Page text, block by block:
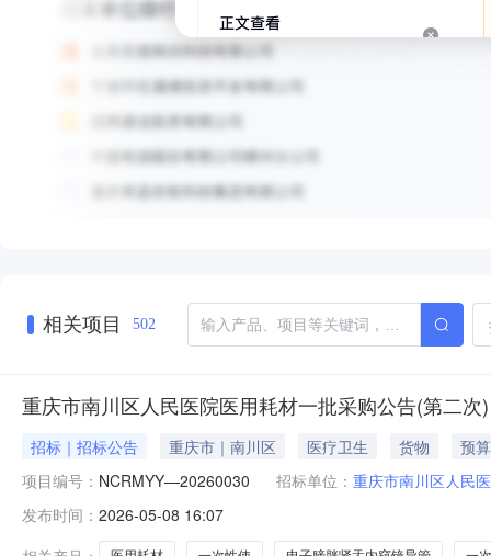
相关项目 502
重庆市南川区人民医院医用耗材一批采购公告(第二次)
招标｜招标公告 重庆市｜南川区 医疗卫生 货物
预
项目编号： NCRMYY—20260030 招标单位： 重庆市南川区人民
发布时间： 2026-05-08 16:07